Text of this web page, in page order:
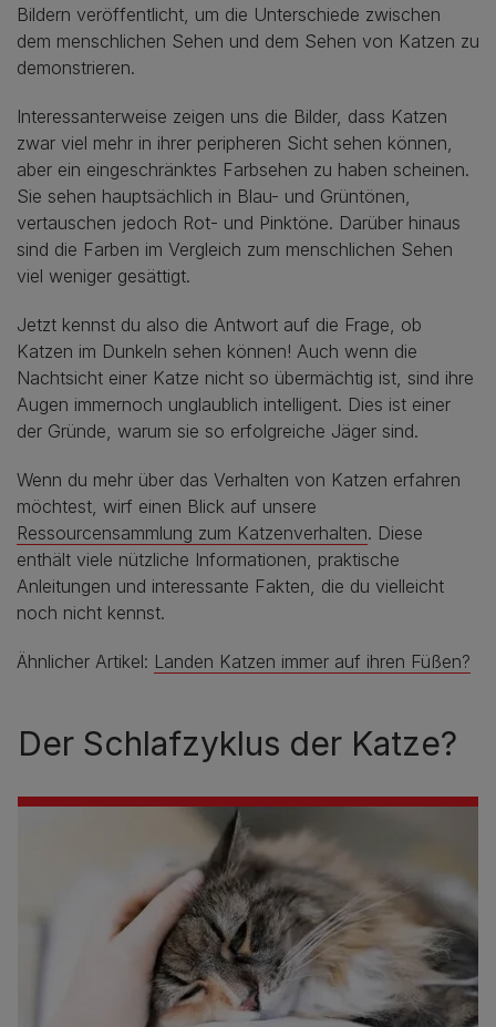
Bildern veröffentlicht, um die Unterschiede zwischen
dem menschlichen Sehen und dem Sehen von Katzen zu
demonstrieren.
Interessanterweise zeigen uns die Bilder, dass Katzen
zwar viel mehr in ihrer peripheren Sicht sehen können,
aber ein eingeschränktes Farbsehen zu haben scheinen.
Sie sehen hauptsächlich in Blau- und Grüntönen,
vertauschen jedoch Rot- und Pinktöne. Darüber hinaus
sind die Farben im Vergleich zum menschlichen Sehen
viel weniger gesättigt.
Jetzt kennst du also die Antwort auf die Frage, ob
Katzen im Dunkeln sehen können! Auch wenn die
Nachtsicht einer Katze nicht so übermächtig ist, sind ihre
Augen immernoch unglaublich intelligent. Dies ist einer
der Gründe, warum sie so erfolgreiche Jäger sind.
Wenn du mehr über das Verhalten von Katzen erfahren
möchtest, wirf einen Blick auf unsere
Ressourcensammlung zum Katzenverhalten. Diese
enthält viele nützliche Informationen, praktische
Anleitungen und interessante Fakten, die du vielleicht
noch nicht kennst.
Ähnlicher Artikel: Landen Katzen immer auf ihren Füßen?
Der Schlafzyklus der Katze?